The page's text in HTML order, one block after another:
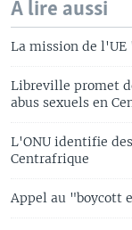
A lire aussi
La mission de
Libreville promet
abus sexuels en
L'ONU identifie
Centrafrique
Appel au "boycott